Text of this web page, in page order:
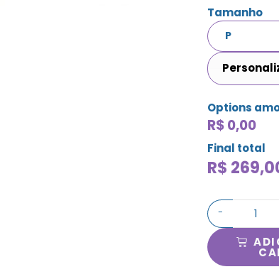
Tamanho
Options
R$ 0,00
Final total
R$
-